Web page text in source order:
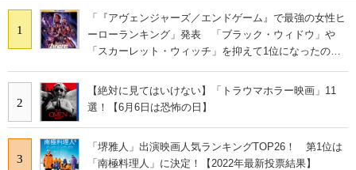
1
「『アヴェンジャーズ／エンドゲーム』で最強の女性ヒ
ーローランキング」発表 「ブラック・ウィドウ」や
「スカーレット・ウィッチ」を抑えて1位になったの
2
【絶対に見てはいけない】「トラウマホラー映画」11
選！【6月6日は恐怖の日】
3
「堺雅人」出演映画人気ランキングTOP26！ 第1位は
「南極料理人」に決定！【2022年最新投票結果】